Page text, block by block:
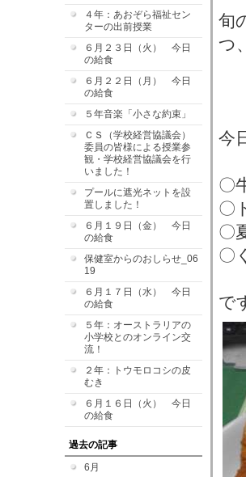
４年：あおぞら福祉セン
ターの出前授業
６月２３日（火） 今日
の給食
６月２２日（月） 今日
の給食
５年音楽「小さな約束」
ＣＳ（学校経営協議会）
委員の皆様による授業参
観・学校経営協議会を行
いました！
プールに遮光ネットを設
置しました！
６月１９日（金） 今日
の給食
保健室からのおしらせ_06
19
６月１７日（水） 今日
の給食
５年：オーストラリアの
小学校とのオンライン交
流！
２年：トウモロコシの皮
むき
６月１６日（火） 今日
の給食
過去の記事
6月
旬
つ
今
〇
〇
〇
〇
で